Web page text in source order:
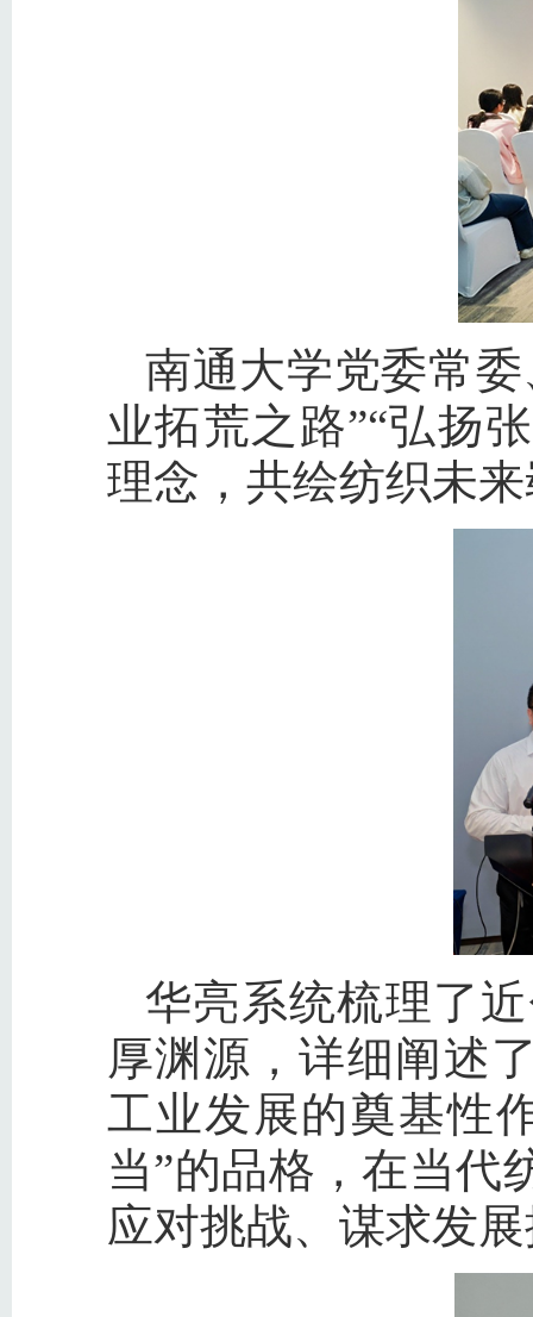
南通大学党委常
业拓荒之路”“弘扬
理念，共绘纺织未
华亮系统梳理了
厚渊源，详细阐述
工业发展的奠基性
当”的品格，在当代
应对挑战、谋求发